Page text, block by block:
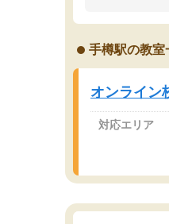
オンラインツ
り宿題もそ
2ヶ月で担当
講師変更の申
更だった為
遅れも取り戻
手樽駅の教室
オンライン
対応エリア